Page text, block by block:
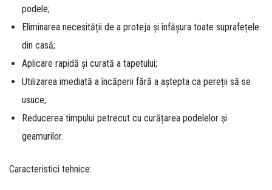
podele;
Eliminarea necesității de a proteja și înfășura toate suprafețele
din casă;
Aplicare rapidă și curată a tapetului;
Utilizarea imediată a încăperii fără a aștepta ca pereții să se
usuce;
Reducerea timpului petrecut cu curățarea podelelor și
geamurilor.
Caracteristici tehnice: